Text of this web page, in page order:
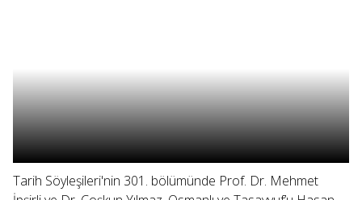
Tarih Söyleşileri'nin 301. bölümünde Prof. Dr. Mehmet